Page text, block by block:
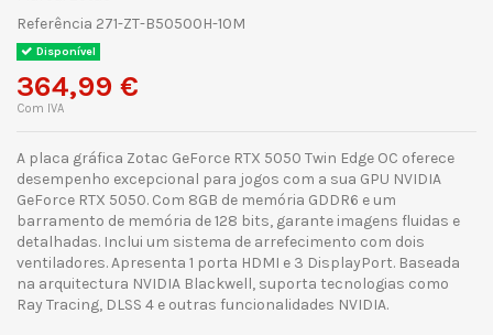
Referência 271-ZT-B50500H-10M
Disponível
364,99 €
Com IVA
A placa gráfica Zotac GeForce RTX 5050 Twin Edge OC oferece
desempenho excepcional para jogos com a sua GPU NVIDIA
GeForce RTX 5050. Com 8GB de memória GDDR6 e um
barramento de memória de 128 bits, garante imagens fluidas e
detalhadas. Inclui um sistema de arrefecimento com dois
ventiladores. Apresenta 1 porta HDMI e 3 DisplayPort. Baseada
na arquitectura NVIDIA Blackwell, suporta tecnologias como
Ray Tracing, DLSS 4 e outras funcionalidades NVIDIA.